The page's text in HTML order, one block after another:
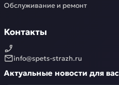
Обслуживание и ремонт
Контакты
info@spets-strazh.ru
Актуальные новости для вас